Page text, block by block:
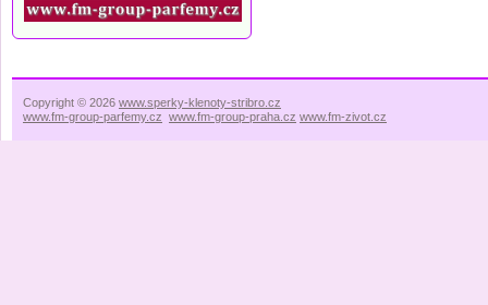
Copyright © 2026 www.sperky-klenoty-stribro.cz
www.fm-group-parfemy.cz www.fm-group-praha.cz www.fm-zivot.cz